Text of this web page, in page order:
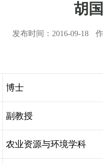
胡
发布时间： 2016-09-18
博士
副教授
农业资源与环境学科